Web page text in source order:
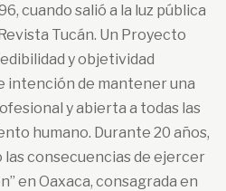
cuando salió a la luz pública
Tucán. Un Proyecto
y objetividad
intención de mantener una
y abierta a todas las
humano. Durante 20 años,
las consecuencias de ejercer
en Oaxaca, consagrada en